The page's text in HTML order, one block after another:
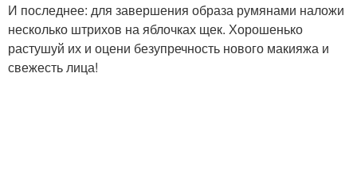
И последнее: для завершения образа румянами наложи
несколько штрихов на яблочках щек. Хорошенько
растушуй их и оцени безупречность нового макияжа и
свежесть лица!